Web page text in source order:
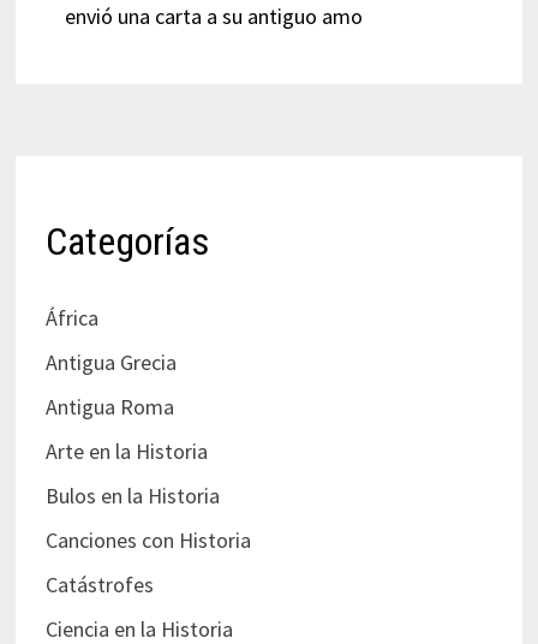
envió una carta a su antiguo amo
Categorías
África
Antigua Grecia
Antigua Roma
Arte en la Historia
Bulos en la Historia
Canciones con Historia
Catástrofes
Ciencia en la Historia